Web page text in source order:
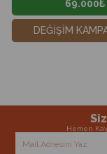
69.000₺
DEĞİŞİM
Hemen